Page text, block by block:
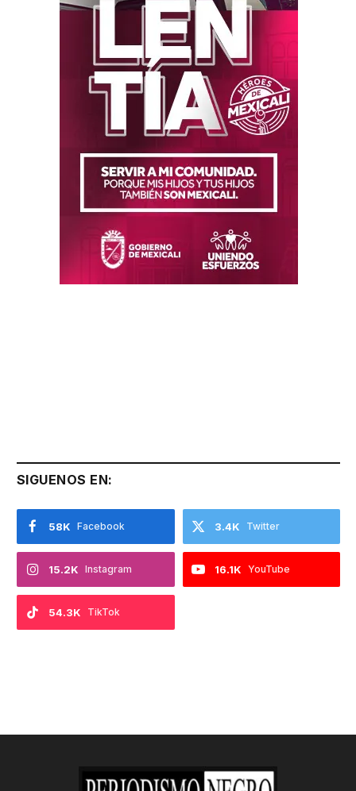
SIGUENOS EN:
Facebook
58K Twitter
3.4K
Instagram
15.2K YouTube
16.1K
TikTok
54.3K